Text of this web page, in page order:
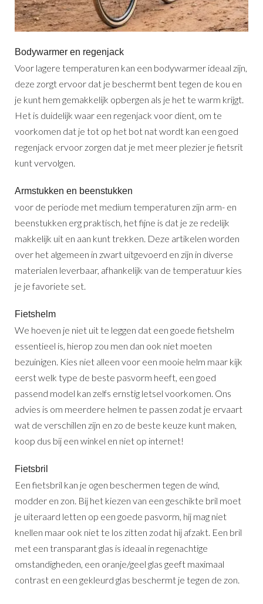
Bodywarmer en regenjack
Voor lagere temperaturen kan een bodywarmer ideaal zijn,
deze zorgt ervoor dat je beschermt bent tegen de kou en
je kunt hem gemakkelijk opbergen als je het te warm krijgt.
Het is duidelijk waar een regenjack voor dient, om te
voorkomen dat je tot op het bot nat wordt kan een goed
regenjack ervoor zorgen dat je met meer plezier je fietsrit
kunt vervolgen.
Armstukken en beenstukken
voor de periode met medium temperaturen zijn arm- en
beenstukken erg praktisch, het fijne is dat je ze redelijk
makkelijk uit en aan kunt trekken. Deze artikelen worden
over het algemeen in zwart uitgevoerd en zijn in diverse
materialen leverbaar, afhankelijk van de temperatuur kies
je je favoriete set.
Fietshelm
We hoeven je niet uit te leggen dat een goede fietshelm
essentieel is, hierop zou men dan ook niet moeten
bezuinigen. Kies niet alleen voor een mooie helm maar kijk
eerst welk type de beste pasvorm heeft, een goed
passend model kan zelfs ernstig letsel voorkomen. Ons
advies is om meerdere helmen te passen zodat je ervaart
wat de verschillen zijn en zo de beste keuze kunt maken,
koop dus bij een winkel en niet op internet!
Fietsbril
Een fietsbril kan je ogen beschermen tegen de wind,
modder en zon. Bij het kiezen van een geschikte bril moet
je uiteraard letten op een goede pasvorm, hij mag niet
knellen maar ook niet te los zitten zodat hij afzakt. Een bril
met een transparant glas is ideaal in regenachtige
omstandigheden, een oranje/geel glas geeft maximaal
contrast en een gekleurd glas beschermt je tegen de zon.